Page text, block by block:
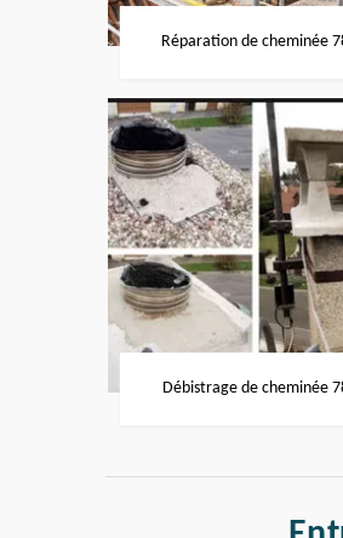
Réparation de cheminée
Débistrage de cheminée